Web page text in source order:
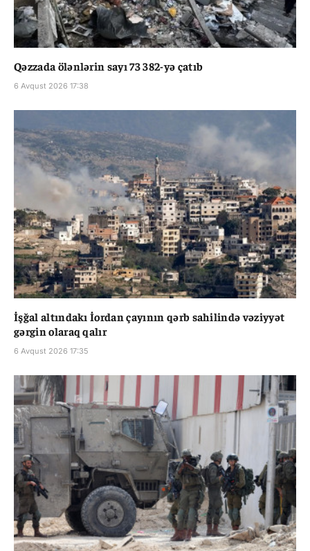
Qəzzada ölənlərin sayı 73 382-yə çatıb
6 Avqust 2026 17:38
İşğal altındakı İordan çayının qərb sahilində vəziyyət
gərgin olaraq qalır
6 Avqust 2026 17:35